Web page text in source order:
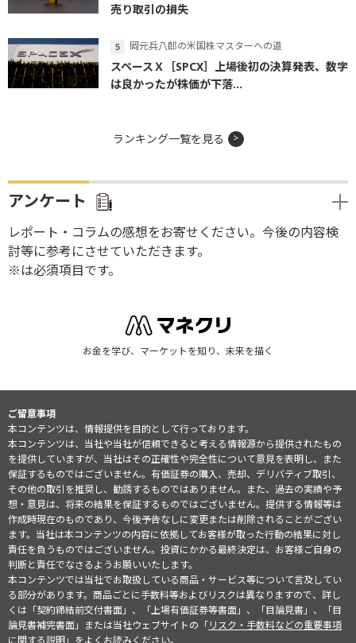
売り取引の損失
岡元兵八郎の米国株マスターへの道
スペースＸ［SPCX］上場後初の決算発表、数字
は良かったが株価が下落...
ランキング一覧を見る
アンケート
レポート・コラムの感想をお寄せください。今後の内容検
討等に参考にさせていただきます。
※は必須項目です。
お金を学び、マーケットを知り、未来を描く
ご留意事項
本コンテンツは、情報提供を目的として行っております。
本コンテンツは、当社や当社が信頼できると考える情報源から提供されたもの
を提供していますが、当社はその正確性や完全性について意見を表明し、また
保証するものではございません。有価証券の購入、売却、デリバティブ取引、
その他の取引を推奨し、勧誘するものではありません。また、過去の実績や予
想・意見は、将来の結果を保証するものではございません。提供する情報等は
作成時現在のものであり、今後予告なしに変更または削除されることがござい
ます。当社は本コンテンツの内容に依拠してお客様が取った行動の結果に対し
責任を負うものではございません。投資にかかる最終決定は、お客様ご自身の
判断と責任でなさるようお願いいたします。
本コンテンツでは当社でお取扱している商品・サービス等について言及してい
る部分があります。商品ごとに手数料等およびリスクは異なりますので、詳し
くは「契約締結前交付書面」、「上場有価証券等書面」、「目論見書」、「目
論見書補完書面」または当社ウェブサイトの「リスク・手数料などの重要事項
に関する説明」をよくお読みください。